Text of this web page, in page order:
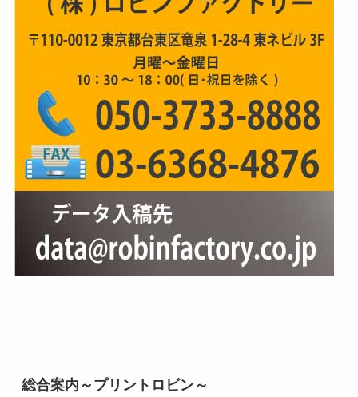
総合案内～プリントロビン～